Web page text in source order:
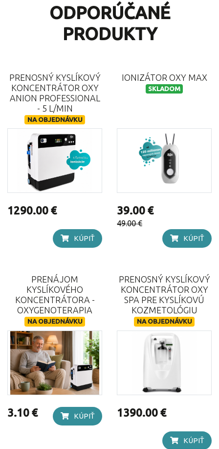
ODPORÚČANÉ
PRODUKTY
PRENOSNÝ KYSLÍKOVÝ
KONCENTRÁTOR OXY
ANION PROFESSIONAL
- 5 L/MIN
NA OBJEDNÁVKU
1290.00 €
KÚPIŤ
IONIZÁTOR OXY MAX
SKLADOM
39.00 €
49.00 €
KÚPIŤ
PRENÁJOM
KYSLÍKOVÉHO
KONCENTRÁTORA -
OXYGENOTERAPIA
NA OBJEDNÁVKU
3.10 € KÚPIŤ
PRENOSNÝ KYSLÍKOVÝ
KONCENTRÁTOR OXY
SPA PRE KYSLÍKOVÚ
KOZMETOLÓGIU
NA OBJEDNÁVKU
1390.00 €
KÚPIŤ